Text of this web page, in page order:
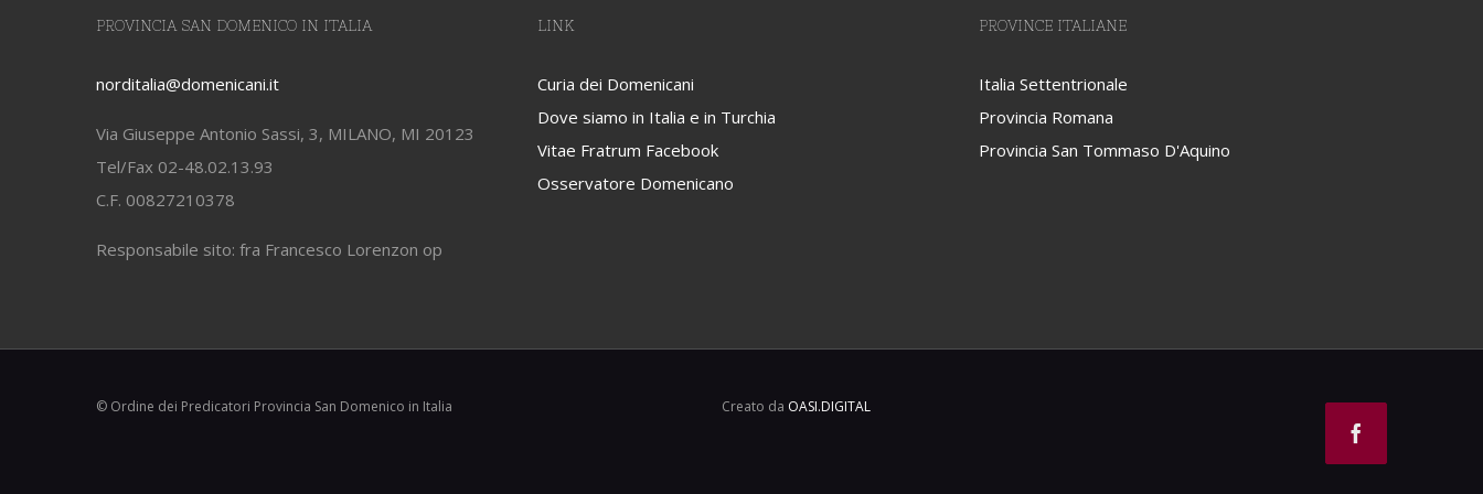
PROVINCIA SAN DOMENICO IN ITALIA
norditalia@domenicani.it
Via Giuseppe Antonio Sassi, 3, MILANO, MI 20123
Tel/Fax 02-48.02.13.93
C.F. 00827210378
Responsabile sito: fra Francesco Lorenzon op
LINK
Curia dei Domenicani
Dove siamo in Italia e in Turchia
Vitae Fratrum Facebook
Osservatore Domenicano
PROVINCE ITALIANE
Italia Settentrionale
Provincia Romana
Provincia San Tommaso D'Aquino
© Ordine dei Predicatori Provincia San Domenico in Italia Creato da OASI.DIGITAL